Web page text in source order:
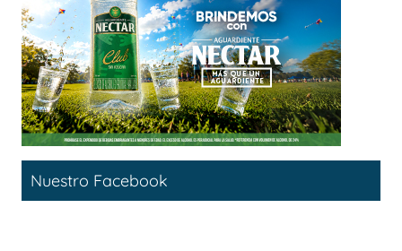
Nuestro Facebook